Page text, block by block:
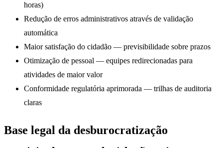
horas)
Redução de erros administrativos através de validação
automática
Maior satisfação do cidadão — previsibilidade sobre prazos
Otimização de pessoal — equipes redirecionadas para
atividades de maior valor
Conformidade regulatória aprimorada — trilhas de auditoria
claras
Base legal da desburocratização